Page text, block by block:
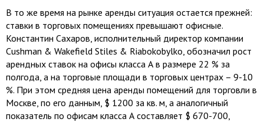
В то же время на рынке аренды ситуация остается прежней:
ставки в торговых помещениях превышают офисные.
Константин Сахаров, исполнительный директор компании
Cushman & Wakefield Stiles & Riabokobylko, обозначил рост
арендных ставок на офисы класса А в размере 22 % за
полгода, а на торговые площади в торговых центрах – 9-10
%. При этом средняя цена аренды помещений для торговли в
Москве, по его данным, $ 1200 за кв. м, а аналогичный
показатель по офисам класса А составляет $ 670-700,